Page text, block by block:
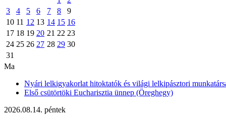
3
4 5 6 7 8
9
10 11 12 13 14 15 16
17 18 19 20 21 22 23
24 25 26 27 28 29 30
31
Ma
Nyári lelkigyakorlat hitoktatók és világi lelkipásztori
Első csütörtöki Eucharisztia ünnep (Öreghegy)
2026.08.14. péntek